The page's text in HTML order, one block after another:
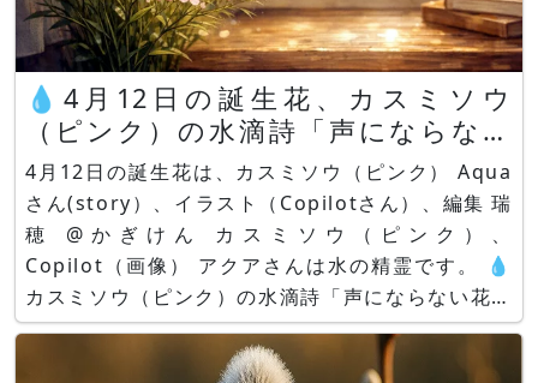
💧4月12日の誕生花、カスミソウ
（ピンク）の水滴詩「声にならない
花」Aqua
4月12日の誕生花は、カスミソウ（ピンク） Aqua
さん(story）、イラスト（Copilotさん）、編集 瑞
穂 @かぎけん カスミソウ（ピンク）、
Copilot（画像） アクアさんは水の精霊です。 💧
カスミソウ（ピンク）の水滴詩「声にならない花」
by Aqua ねえ わたしの声は 聞こえてる？ 小さく